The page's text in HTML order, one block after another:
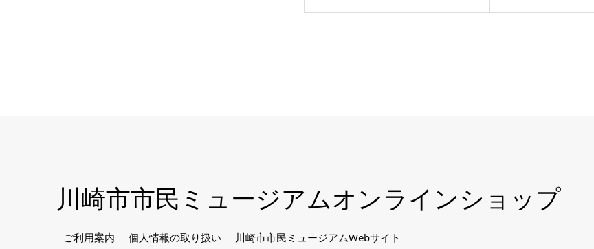
川崎市市民ミュージアムオンラインショップ
ご利用案内 個人情報の取り扱い 川崎市市民ミュージアムWebサイト